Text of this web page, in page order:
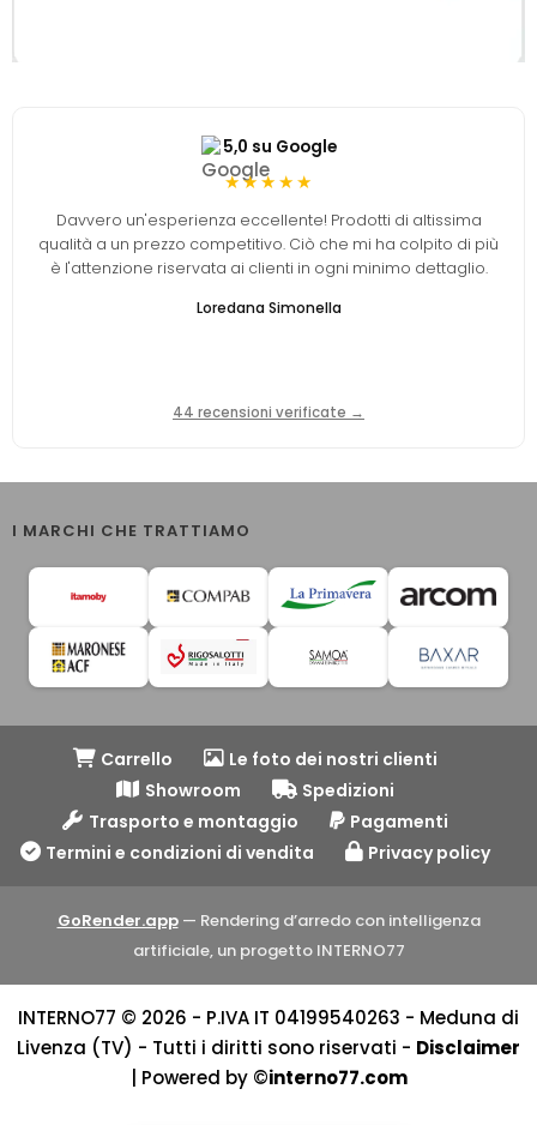
5,0 su Google
★★★★★
Davvero un'esperienza eccellente! Prodotti di altissima
qualità a un prezzo competitivo. Ciò che mi ha colpito di più
è l'attenzione riservata ai clienti in ogni minimo dettaglio.
Loredana Simonella
44 recensioni verificate →
I MARCHI CHE TRATTIAMO
Carrello
Le foto dei nostri clienti
Showroom
Spedizioni
Trasporto e montaggio
Pagamenti
Termini e condizioni di vendita
Privacy policy
GoRender.app— Rendering d’arredo con intelligenza
artificiale, un progetto INTERNO77
INTERNO77 © 2026 - P.IVA IT 04199540263 - Meduna di
Livenza (TV) - Tutti i diritti sono riservati - Disclaimer
| Powered by ©interno77.com